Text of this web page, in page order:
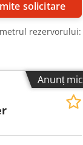
solicitare
rezervorului:
Anunț mic